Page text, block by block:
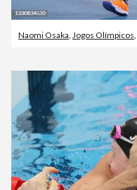
Naomi Osaka, Jogos Olímpicos,